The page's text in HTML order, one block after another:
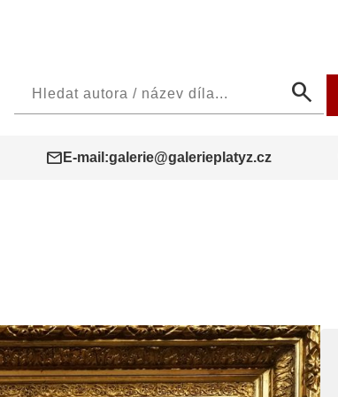
search
mail E-mail:galerie@galerieplatyz.cz